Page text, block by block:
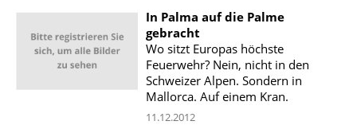
In Palma auf die Palme
gebracht
Wo sitzt Europas höchste
Feuerwehr? Nein, nicht in den
Schweizer Alpen. Sondern in
Mallorca. Auf einem Kran.
11.12.2012